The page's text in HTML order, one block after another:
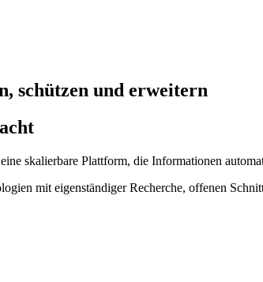
schützen und erweitern
skalierbare Plattform, die Informationen
mit eigenständiger Recherche, offenen